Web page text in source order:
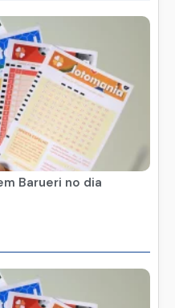
Barueri no dia